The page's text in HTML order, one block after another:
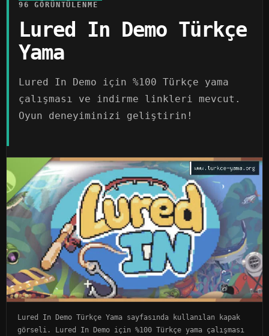
96 GÖRÜNTÜLENME
Lured In Demo Türkçe
Yama
Lured In Demo için %100 Türkçe yama
çalışması ve indirme linkleri mevcut.
Oyun deneyiminizi geliştirin!
Lured In Demo Türkçe Yama sayfasında kullanılan kapak
görseli. Lured In Demo için %100 Türkçe yama çalışması